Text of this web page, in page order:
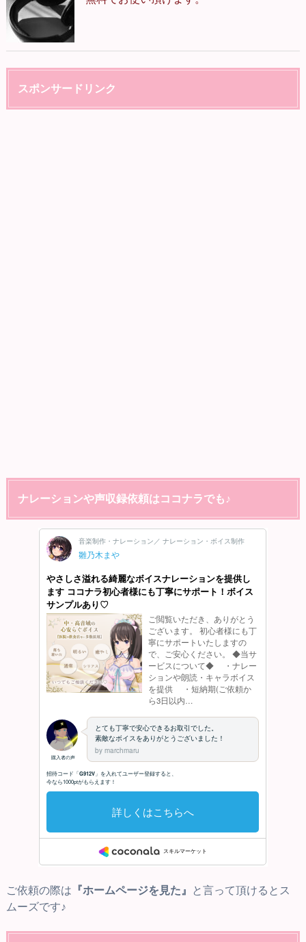
スポンサードリンク
ナレーションや声収録依頼はココナラでも♪
ご依頼の際は 『ホームページを見た』
と言って頂けるとス
ムーズです♪